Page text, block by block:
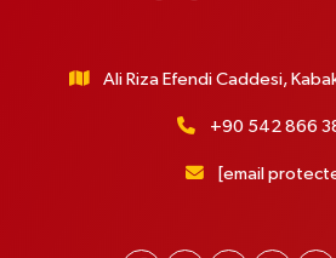
Ali Riza Efendi Caddesi,
+90 542 866
[email